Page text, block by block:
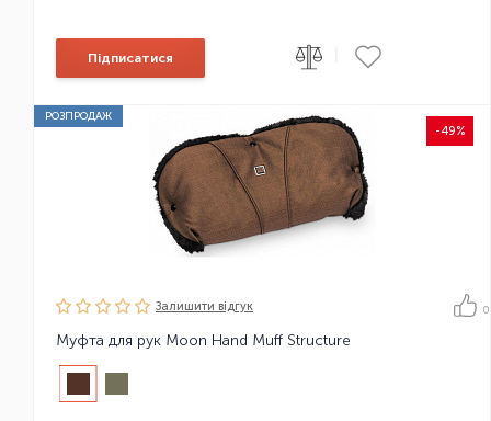
Підписатися
РОЗПРОДАЖ
-49%
Залишити вiдгук 0
Муфта для рук Moon Hand Muff Structure